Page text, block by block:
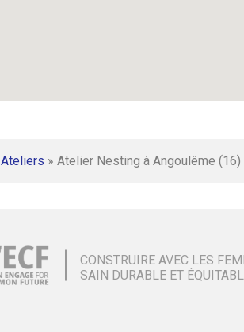
Ateliers » Atelier Nesting à Angoulême (16)
CONSTRUIRE AVEC LES
SAIN DURABLE ET